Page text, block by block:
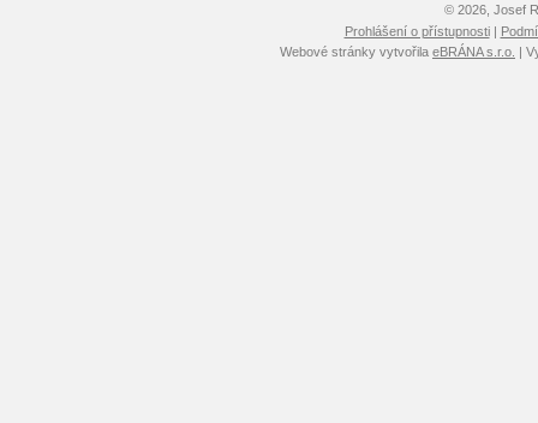
© 2026, Josef
Prohlášení o přístupnosti|
Webové stránky vytvořila eBRÁNA s.r.o. |